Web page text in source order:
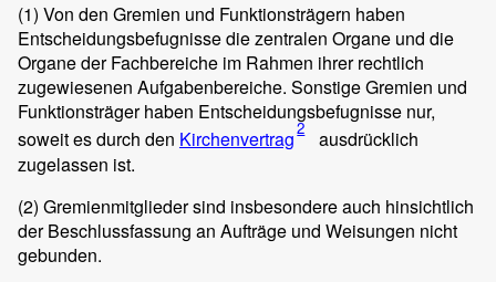
(1) Von den Gremien und Funktionsträgern haben
Entscheidungsbefugnisse die zentralen Organe und die
Organe der Fachbereiche im Rahmen ihrer rechtlich
zugewiesenen Aufgabenbereiche. Sonstige Gremien und
Funktionsträger haben Entscheidungsbefugnisse nur,
soweit es durch den Kirchenvertrag2
ausdrücklich
zugelassen ist.
(2) Gremienmitglieder sind insbesondere auch hinsichtlich
der Beschlussfassung an Aufträge und Weisungen nicht
gebunden.